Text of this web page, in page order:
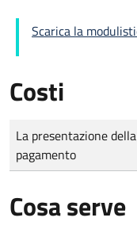
Scarica la
Costi
Tipo di pagamento
Importo
La presentazione
pagamento
Cosa serve